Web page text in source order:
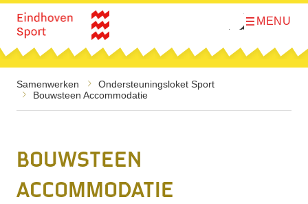
Direct naar de inhoud
O
n
MENU
Samenwerken
Ondersteunings­­loket Sport
Bouwsteen Accommodatie
Bouwsteen
Accommodatie